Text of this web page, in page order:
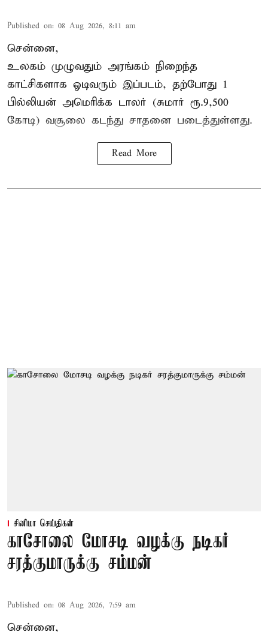
Published on: 08 Aug 2026, 8:11 am
சென்னை,
உலகம் முழுவதும் அரங்கம் நிறைந்த
காட்சிகளாக ஓடிவரும் இப்படம், தற்போது 1
பில்லியன் அமெரிக்க டாலர் (சுமார் ரூ.9,500
கோடி) வசூலை கடந்து சாதனை படைத்துள்ளது.
Read More
சினிமா செய்திகள்
காசோலை மோசடி வழக்கு நடிகர்
சரத்குமாருக்கு சம்மன்
Published on: 08 Aug 2026, 7:59 am
சென்னை,